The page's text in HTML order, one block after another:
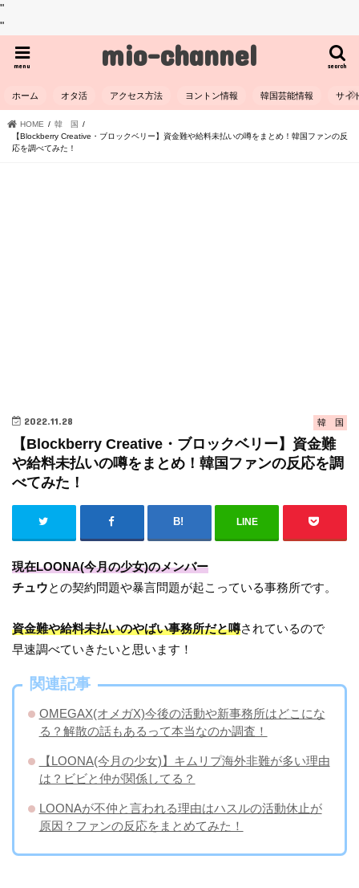
"
"
mio-channel search
menu
ホーム オタ活 アクセス方法 ヨントン情報 韓国芸能情報 サイ
HOME
韓 国
【Blockberry Creative・ブロックベリー】資金難や給料未払いの噂をまとめ！韓国ファンの反
応を調べてみた！
韓 国
2022.11.28
【Blockberry Creative・ブロックベリー】資金難
や給料未払いの噂をまとめ！韓国ファンの反応を調
べてみた！
LINE
現在LOONA(今月の少女)のメンバー
チュウとの契約問題や暴言問題が起こっている事務所です。
資金難や給料未払いのやばい事務所だと噂されているので
早速調べていきたいと思います！
関連記事
OMEGAX(オメガX)今後の活動や新事務所はどこにな
る？解散の話もあるって本当なのか調査！
【LOONA(今月の少女)】キムリプ海外非難が多い理由
は？ビビと仲が関係してる？
LOONAが不仲と言われる理由はハスルの活動休止が
原因？ファンの反応をまとめてみた！